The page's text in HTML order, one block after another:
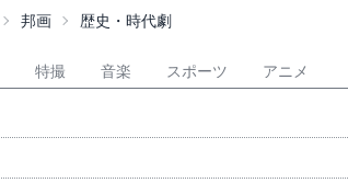
邦画 歴史・時代劇
特撮 音楽 スポーツ アニメ